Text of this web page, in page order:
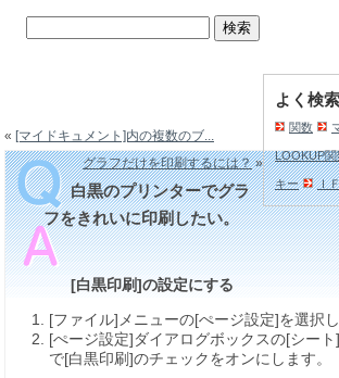
よく検
関数
LOOKUP関
キー Ｉ
« [マイドキュメント]内の複数のブ...
グラフだけを印刷するには？»
白黒のプリンターでグラ
フをきれいに印刷したい。
[白黒印刷]の設定にする
[ファイル]メニューの[ぺージ設定]を選択
[ぺージ設定]ダイアログボックスの[シー
で[白黒印刷]のチェックをオンにします。